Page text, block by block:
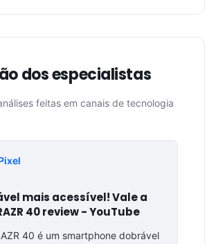
dos especialistas
feitas em canais de tecnologia
mais acessível! Vale a
40 review - YouTube
40 é um smartphone dobrável